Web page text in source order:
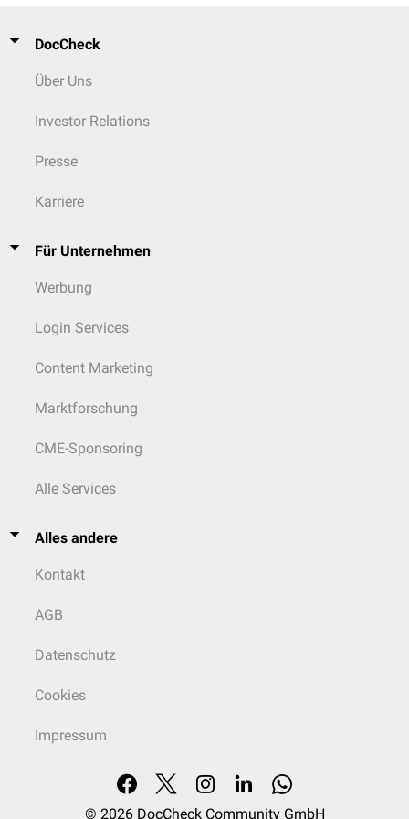
DocCheck
Über Uns
Investor Relations
Presse
Karriere
Für Unternehmen
Werbung
Login Services
Content Marketing
Marktforschung
CME-Sponsoring
Alle Services
Alles andere
Kontakt
AGB
Datenschutz
Cookies
Impressum
© 2026 DocCheck Community GmbH